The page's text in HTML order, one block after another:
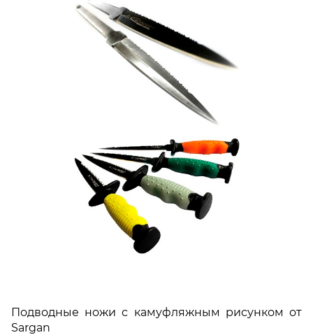
Подводные ножи с камуфляжным рисунком от
Sargan